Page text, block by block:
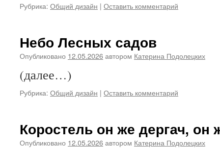
Рубрика: Общий дизайн | Оставить комментарий
Небо Лесных садов
Опубликовано 12.05.2026автором Катерина Подолецких
(далее…)
Рубрика: Общий дизайн | Оставить комментарий
Коростель он же дергач, он
Опубликовано 12.05.2026автором Катерина Подолецких